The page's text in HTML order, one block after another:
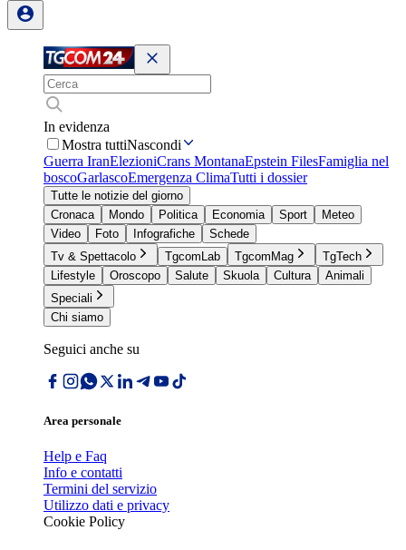
In evidenza
Mostra tuttiNascondi
Guerra IranElezioniCrans MontanaEpstein FilesFamiglia nel
boscoGarlascoEmergenza ClimaTutti i dossier
Tutte le notizie del giorno
Cronaca
Mondo Politica Economia Sport
Meteo
Video
Foto Infografiche
Schede
Tv & Spettacolo
TgcomLab TgcomMag
TgTech
Lifestyle
Oroscopo Salute Skuola Cultura
Animali
Speciali
Chi siamo
Seguici anche su
Area personale
Help e Faq
Info e contatti
Termini del servizio
Utilizzo dati e privacy
Cookie Policy